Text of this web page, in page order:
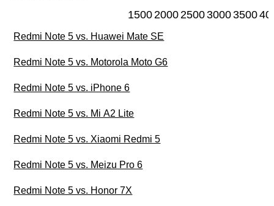
15002000250030003500
Redmi Note 5 vs. Huawei Mate SE
Redmi Note 5 vs. Motorola Moto G6
Redmi Note 5 vs. iPhone 6
Redmi Note 5 vs. Mi A2 Lite
Redmi Note 5 vs. Xiaomi Redmi 5
Redmi Note 5 vs. Meizu Pro 6
Redmi Note 5 vs. Honor 7X